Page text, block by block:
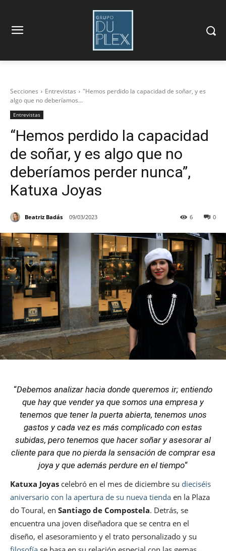
Secciones Entrevistas
"Hemos perdido la capacidad de soñar, y es
algo que no deberíamos...
Entrevistas
“Hemos perdido la capacidad
de soñar, y es algo que no
deberíamos perder nunca”,
Katuxa Joyas
Beatriz Badás 09/03/2023 0
6
“Debemos analizar hacia donde queremos ir; entiendo
que hay que vender ya que somos una empresa y
tenemos que tener la puerta abierta, tenemos unos
gastos y cada vez es más complicado con estas
subidas, pero tenemos que hacer soñar y asesorar al
cliente para que no pierda la sensación de comprar esa
joya y que además perdure en el tiempo“
Katuxa Joyas celebró en el mes de diciembre su dieciséis
aniversario con la apertura de su nueva tienda en la Plaza
do Toural, en Santiago de Compostela. Detrás, se
encuentra una joven diseñadora que se centra en el
diseño, el asesoramiento y el trato personalizado y su